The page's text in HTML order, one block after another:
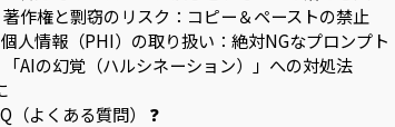
作権と剽窃のリスク：コピー＆ペーストの禁止
人情報（PHI）の取り扱い：絶対NGなプロンプト
「AIの幻覚（ハルシネーション）」への対処法
（よくある質問） ❓